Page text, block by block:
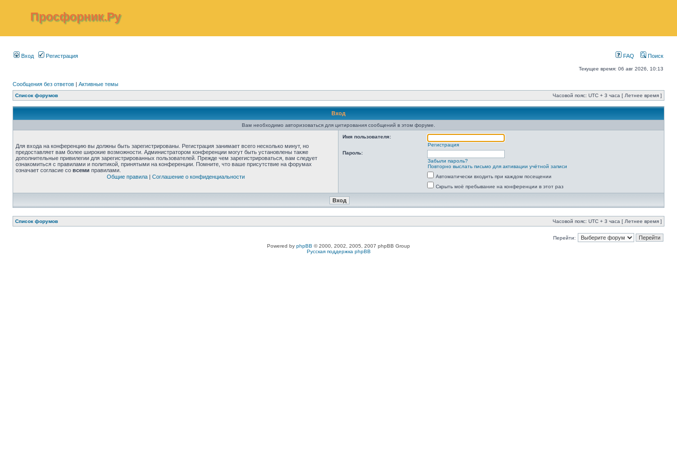
Просфорник.Ру
Вход Регистрация FAQ Поиск
Текущее время: 06 авг 2026, 10:13
Сообщения без ответов | Активные темы
Список форумов Часовой пояс: UTC + 3 часа [ Летнее время ]
Вход
Вам необходимо авторизоваться для цитирования сообщений в этом форуме.
Для входа на конференцию вы должны быть зарегистрированы. Регистрация занимает всего несколько минут, но
предоставляет вам более широкие возможности. Администратором конференции могут быть установлены также
дополнительные привилегии для зарегистрированных пользователей. Прежде чем зарегистрироваться, вам следует
ознакомиться с правилами и политикой, принятыми на конференции. Помните, что ваше присутствие на форумах
означает согласие со всеми правилами.
Общие правила| Соглашение о конфиденциальности
Имя пользователя:
Регистрация
Пароль:
Забыли пароль?
Повторно выслать письмо для активации учётной записи
Автоматически входить при каждом посещении
Скрыть моё пребывание на конференции в этот раз
Список форумов Часовой пояс: UTC + 3 часа [ Летнее время ]
Перейти:
Powered by phpBB © 2000, 2002, 2005, 2007 phpBB Group
Русская поддержка phpBB